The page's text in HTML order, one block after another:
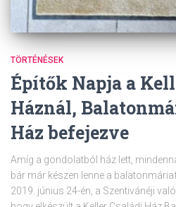
TÖRTÉNÉSEK
Építők Napja a
Háznál,
Ház befejezve
Amíg a gondolatból ház lett,
bár már készen lenne a
2019. június 24-én, a Szentivánéji